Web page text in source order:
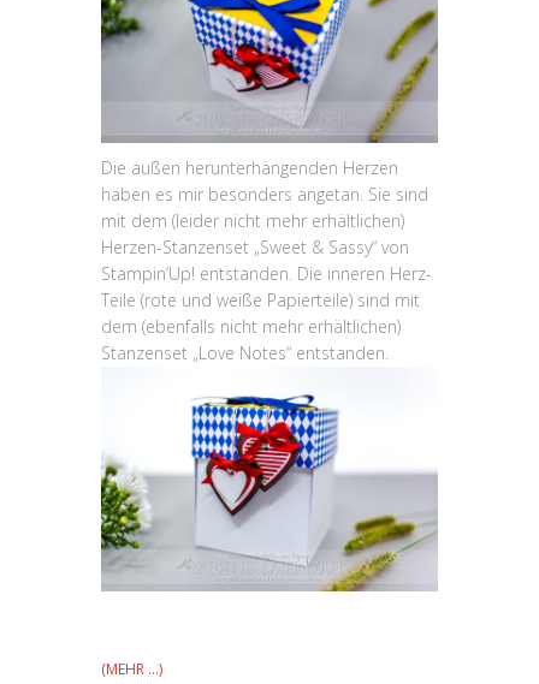
Die außen herunterhängenden Herzen
haben es mir besonders angetan. Sie sind
mit dem (leider nicht mehr erhältlichen)
Herzen-Stanzenset „Sweet & Sassy“ von
Stampin’Up! entstanden. Die inneren Herz-
Teile (rote und weiße Papierteile) sind mit
dem (ebenfalls nicht mehr erhältlichen)
Stanzenset „Love Notes“ entstanden.
(MEHR …)